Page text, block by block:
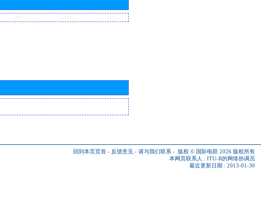
回到本页页首 - 反馈意见 - 请与我们联系 - 版权 © 国际电联 2026 版权所有
本网页联系人 : ITU-R的网络协调员
最近更新日期 : 2013-01-30